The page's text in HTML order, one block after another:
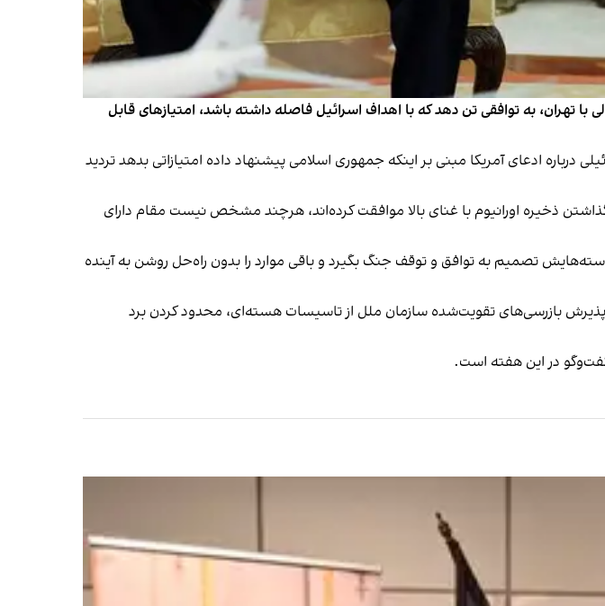
تهران، به توافقی تن دهد که با اهداف اسرائیل فاصله داشته باشد، امتیازهای قابل
ادعای آمریکا مبنی بر اینکه جمهوری اسلامی پیشنهاد داده امتیازاتی بدهد تردید
ذخیره اورانیوم با غنای بالا موافقت کرده‌اند، هرچند مشخص نیست مقام دارای
تصمیم به توافق و توقف جنگ بگیرد و باقی موارد را بدون راه‌حل روشن به آینده
اعلام کرده جمهوری اسلامی با واگذاری ۴۵۰ کیلوگرم اورانیوم ۶۰ درصدی، پذیرش بازرسی‌های تقویت‌شده سازمان ملل از تاسیسات هسته‌ای، محدود کردن برد
گفت‌وگو در این هفته است.